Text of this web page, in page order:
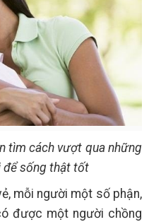
tìm cách vượt qua những
để sống thật tốt
mỗi người một số phận,
được một người chồng